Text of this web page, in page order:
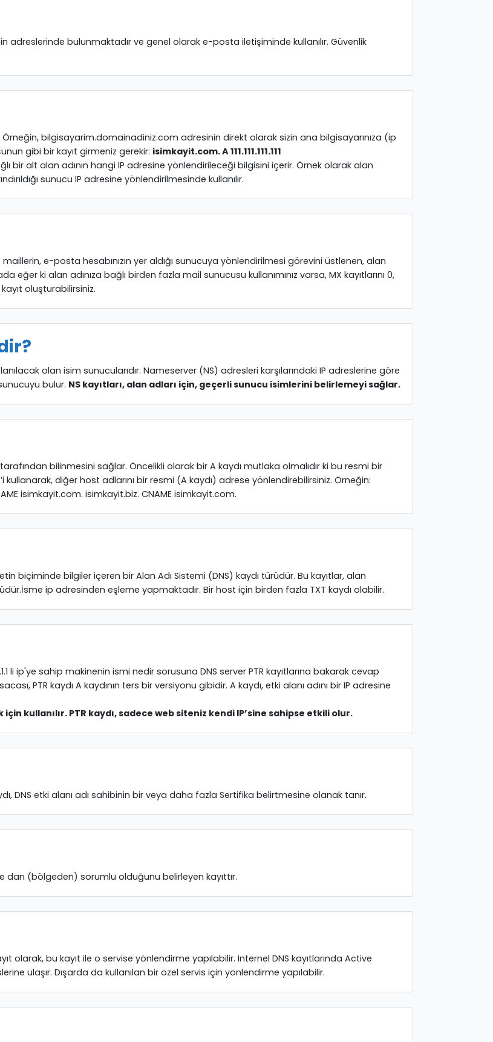
adreslerinde bulunmaktadır ve genel olarak e-posta iletişiminde kullanılır. Güvenlik
Örneğin, bilgisayarim.domainadiniz.com adresinin direkt olarak sizin ana bilgisayarınıza (ip
şunun gibi bir kayıt girmeniz gerekir: isimkayit.com. A 111.111.111.111
bir alt alan adının hangi IP adresine yönlendirileceği bilgisini içerir. Örnek olarak alan
sunucu IP adresine yönlendirilmesinde kullanılır.
e-posta hesabınızın yer aldığı sunucuya yönlendirilmesi görevini üstlenen, alan
eğer ki alan adınıza bağlı birden fazla mail sunucusu kullanımınız varsa, MX kayıtlarını 0,
oluşturabilirsiniz.
olan isim sunucularıdır. Nameserver (NS) adresleri karşılarındaki IP adreslerine göre
bulur. NS kayıtları, alan adları için, geçerli sunucu isimlerini belirlemeyi sağlar.
bilinmesini sağlar. Öncelikli olarak bir A kaydı mutlaka olmalıdır ki bu resmi bir
kullanarak, diğer host adlarını bir resmi (A kaydı) adrese yönlendirebilirsiniz. Örneğin:
isimkayit.com. isimkayit.biz. CNAME isimkayit.com.
biçiminde bilgiler içeren bir Alan Adı Sistemi (DNS) kaydı türüdür. Bu kayıtlar, alan
ip adresinden eşleme yapmaktadır. Bir host için birden fazla TXT kaydı olabilir.
li ip'ye sahip makinenin ismi nedir sorusuna DNS server PTR kayıtlarına bakarak cevap
PTR kaydı A kaydının ters bir versiyonu gibidir. A kaydı, etki alanı adını bir IP adresine
kullanılır. PTR kaydı, sadece web siteniz kendi IP’sine sahipse etkili olur.
DNS etki alanı adı sahibinin bir veya daha fazla Sertifika belirtmesine olanak tanır.
dan (bölgeden) sorumlu olduğunu belirleyen kayıttır.
olarak, bu kayıt ile o servise yönlendirme yapılabilir. Internel DNS kayıtlarında Active
ulaşır. Dışarda da kullanılan bir özel servis için yönlendirme yapılabilir.